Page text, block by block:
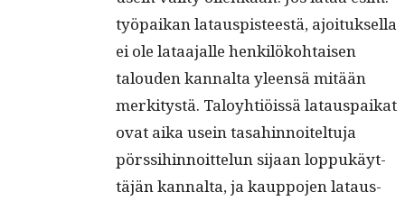
työ­paikan lataus­pis­teestä, ajoituk­sel­la
ei ole lataa­jalle henkilöko­htaisen
talouden kannal­ta yleen­sä mitään
merk­i­tys­tä. Taloy­htiöis­sä latau­s­paikat
ovat aika usein tasahin­noitel­tu­ja
pörssi­hin­noit­telun sijaan lop­pukäyt­
täjän kannal­ta, ja kaup­po­jen lataus­